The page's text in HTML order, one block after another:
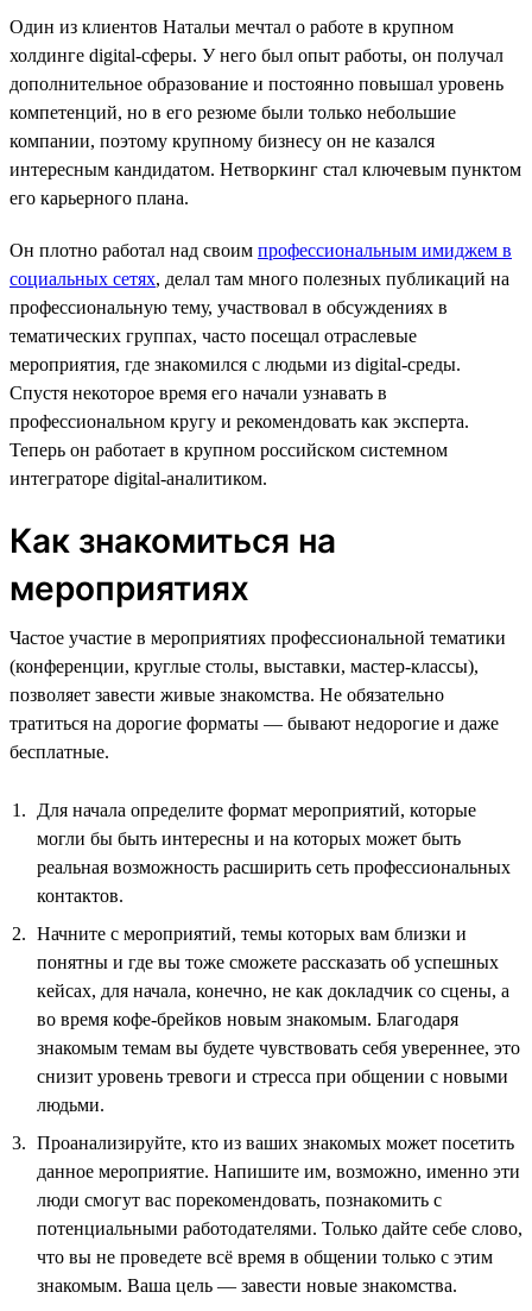
Один из клиентов Натальи мечтал о работе в крупном
холдинге digital-сферы. У него был опыт работы, он получал
дополнительное образование и постоянно повышал уровень
компетенций, но в его резюме были только небольшие
компании, поэтому крупному бизнесу он не казался
интересным кандидатом. Нетворкинг стал ключевым пунктом
его карьерного плана.
Он плотно работал над своим профессиональным имиджем в
социальных сетях, делал там много полезных публикаций на
профессиональную тему, участвовал в обсуждениях в
тематических группах, часто посещал отраслевые
мероприятия, где знакомился с людьми из digital-среды.
Спустя некоторое время его начали узнавать в
профессиональном кругу и рекомендовать как эксперта.
Теперь он работает в крупном российском системном
интеграторе digital-аналитиком.
Как знакомиться на
мероприятиях
Частое участие в мероприятиях профессиональной тематики
(конференции, круглые столы, выставки, мастер-классы),
позволяет завести живые знакомства. Не обязательно
тратиться на дорогие форматы — бывают недорогие и даже
бесплатные.
Для начала определите формат мероприятий, которые
могли бы быть интересны и на которых может быть
реальная возможность расширить сеть профессиональных
контактов.
Начните с мероприятий, темы которых вам близки и
понятны и где вы тоже сможете рассказать об успешных
кейсах, для начала, конечно, не как докладчик со сцены, а
во время кофе-брейков новым знакомым. Благодаря
знакомым темам вы будете чувствовать себя увереннее, это
снизит уровень тревоги и стресса при общении с новыми
людьми.
Проанализируйте, кто из ваших знакомых может посетить
данное мероприятие. Напишите им, возможно, именно эти
люди смогут вас порекомендовать, познакомить с
потенциальными работодателями. Только дайте себе слово,
что вы не проведете всё время в общении только с этим
знакомым. Ваша цель — завести новые знакомства.